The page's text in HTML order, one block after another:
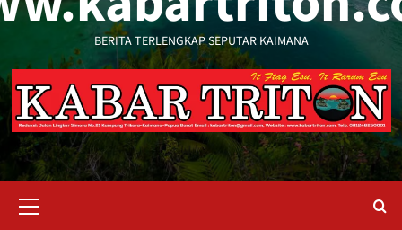
BERITA TERLENGKAP SEPUTAR KAIMANA
Menu